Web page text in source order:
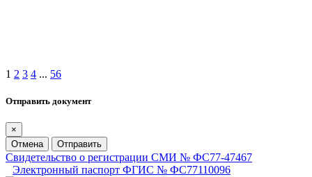
1 2 3 4 ... 56
Отправить документ
×
Отмена
Отправить
Свидетельство о регистрации СМИ № ФС77-47467
Электронный паспорт ФГИС № ФС77110096